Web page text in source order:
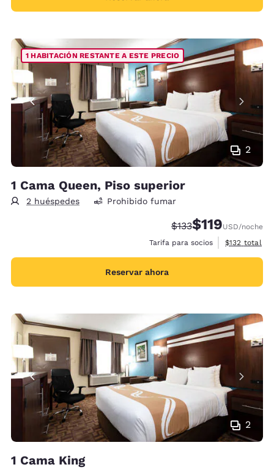
2
1 HABITACIÓN RESTANTE A ESTE PRECIO
1 Cama Queen, Piso superior
2 huéspedes Prohibido fumar
Precio tachado:
$133Precio con
$119USD/noche
Tarifa para socios
Ver detalles
$132 total
Reservar ahora
2
1 Cama King